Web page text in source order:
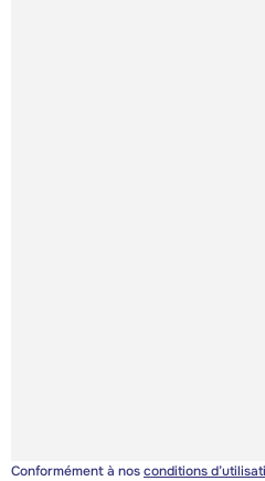
Conformément à nosconditions